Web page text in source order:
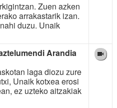
Zuen azken
arrakastarik izan.
duzu. Unaik
Arandia
laga diozu zure
Unaik kotxea erosi
ez uzteko aitzakiak